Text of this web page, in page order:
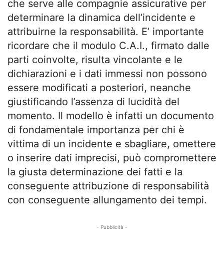
che serve alle compagnie assicurative per
determinare la dinamica dell’incidente e
attribuirne la responsabilità. E’ importante
ricordare che il modulo C.A.I., firmato dalle
parti coinvolte, risulta vincolante e le
dichiarazioni e i dati immessi non possono
essere modificati a posteriori, neanche
giustificando l’assenza di lucidità del
momento. Il modello è infatti un documento
di fondamentale importanza per chi è
vittima di un incidente e sbagliare, omettere
o inserire dati imprecisi, può compromettere
la giusta determinazione dei fatti e la
conseguente attribuzione di responsabilità
con conseguente allungamento dei tempi.
- Pubblicità -